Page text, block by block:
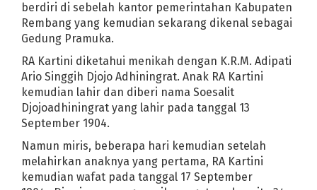
Zona Kuning
7 Usaha Modal 5 Juta Menguntungkan untuk
Kawah Putih yang Tak Pernah Membosankan
Titip Anak-Anaknya ke Raffi Ahmad
Kebencian
sang Ayah soal Seksualitasnya
Pilkades 2021 Bisa Diundur
Urat? Lawan dengan 6 Makanan Ini
Nggak Apa-Apa Kan Aku yang Kerja
di Tengah Jalan
5 Manfaat Kesehatan yang Mengejutkan dari
berdiri di sebelah kantor pemerintahan Kabupaten
Rembang yang kemudian sekarang dikenal sebagai
Gedung Pramuka.
RA Kartini diketahui menikah dengan K.R.M. Adipati
Ario Singgih Djojo Adhiningrat. Anak RA Kartini
kemudian lahir dan diberi nama Soesalit
Djojoadhiningrat yang lahir pada tanggal 13
September 1904.
Namun miris, beberapa hari kemudian setelah
melahirkan anaknya yang pertama, RA Kartini
kemudian wafat pada tanggal 17 September